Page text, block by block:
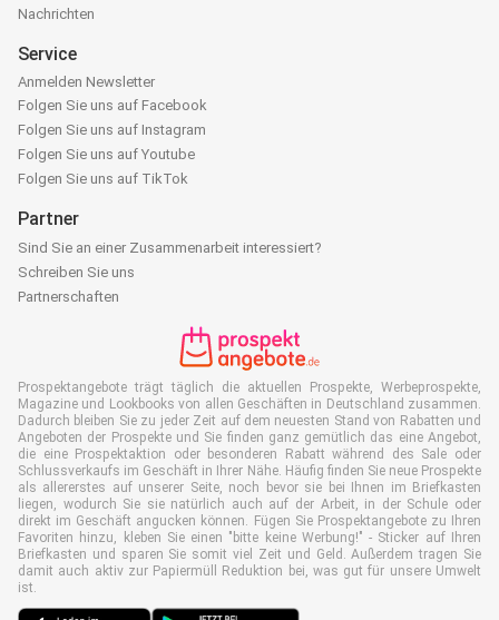
Nachrichten
Service
Anmelden Newsletter
Folgen Sie uns auf Facebook
Folgen Sie uns auf Instagram
Folgen Sie uns auf Youtube
Folgen Sie uns auf TikTok
Partner
Sind Sie an einer Zusammenarbeit interessiert?
Schreiben Sie uns
Partnerschaften
Prospektangebote trägt täglich die aktuellen Prospekte, Werbeprospekte,
Magazine und Lookbooks von allen Geschäften in Deutschland zusammen.
Dadurch bleiben Sie zu jeder Zeit auf dem neuesten Stand von Rabatten und
Angeboten der Prospekte und Sie finden ganz gemütlich das eine Angebot,
die eine Prospektaktion oder besonderen Rabatt während des Sale oder
Schlussverkaufs im Geschäft in Ihrer Nähe. Häufig finden Sie neue Prospekte
als allererstes auf unserer Seite, noch bevor sie bei Ihnen im Briefkasten
liegen, wodurch Sie sie natürlich auch auf der Arbeit, in der Schule oder
direkt im Geschäft angucken können. Fügen Sie Prospektangebote zu Ihren
Favoriten hinzu, kleben Sie einen "bitte keine Werbung!" - Sticker auf Ihren
Briefkasten und sparen Sie somit viel Zeit und Geld. Außerdem tragen Sie
damit auch aktiv zur Papiermüll Reduktion bei, was gut für unsere Umwelt
ist.